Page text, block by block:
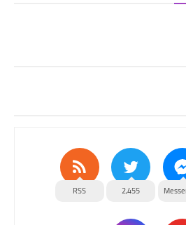
2,455
RSS